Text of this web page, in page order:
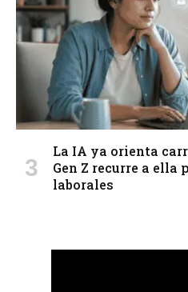
La IA ya orienta
Gen Z recurre a ella
laborales